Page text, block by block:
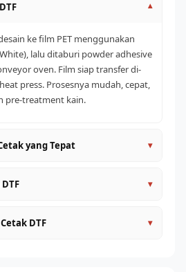
▾
ke film PET menggunakan
lalu ditaburi powder adhesive
oven. Film siap transfer di-
press. Prosesnya mudah, cepat,
pre-treatment kain.
yang Tepat ▾
Kapasitas industri, untuk produksi
▾
DTF ▾